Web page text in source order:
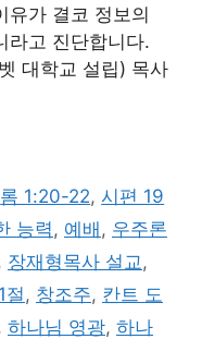
유가 결코 정보의
라고 진단합니다.
대학교 설립) 목사
롬 1:20-22,시편 19
능력, 예배 , 우주론
장재형목사 설교,
절, 창조주, 칸트 도
하나님 영광, 하나